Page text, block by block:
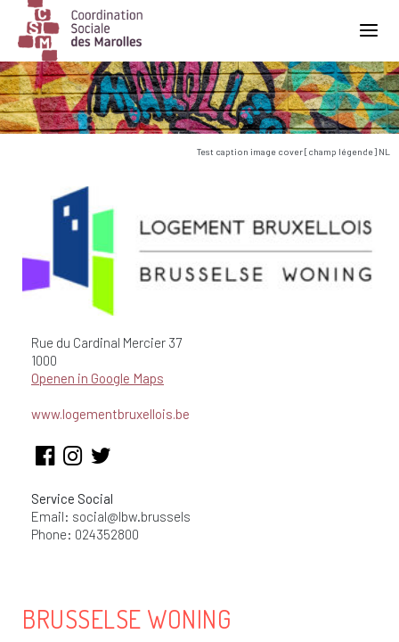
Main Navigation
Test caption image cover [champ légende] NL
Rue du Cardinal Mercier 37
1000
Openen in Google Maps
www.logementbruxellois.be
Service Social
Email: social@lbw.brussels
Phone: 024352800
BRUSSELSE WONING